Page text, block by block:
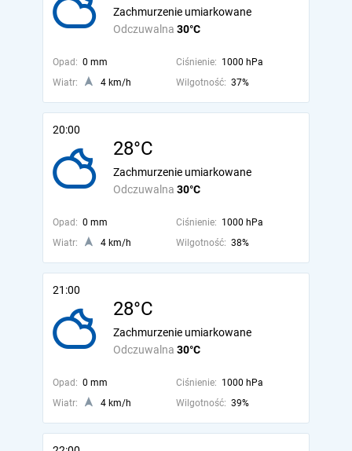
Odczuwalna 30°C
Zachmurzenie umiarkowane
Opad: 0 mm Ciśnienie: 1000 hPa
Wiatr:
4 km/h Wilgotność: 37%
20:00
28°C
Odczuwalna 30°C
Zachmurzenie umiarkowane
Opad: 0 mm Ciśnienie: 1000 hPa
Wiatr:
4 km/h Wilgotność: 38%
21:00
28°C
Odczuwalna 30°C
Zachmurzenie umiarkowane
Opad: 0 mm Ciśnienie: 1000 hPa
Wiatr:
4 km/h Wilgotność: 39%